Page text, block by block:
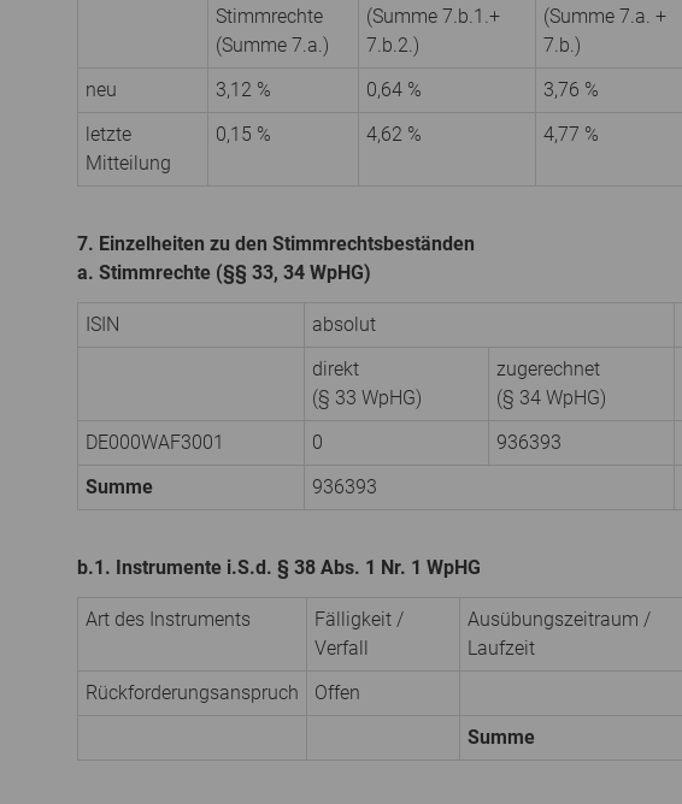
Stimmrechte
(Summe 7.a.)
(Summe 7.b.1.+
7.b.2.)
(Summe 7.a. +
7.b.)
neu 3,12 % 0,64 % 3,76 %
letzte
Mitteilung
0,15 % 4,62 % 4,77 %
7. Einzelheiten zu den Stimmrechtsbeständen
a. Stimmrechte (§§ 33, 34 WpHG)
ISIN absolut
direkt
(§ 33 WpHG)
zugerechnet
(§ 34 WpHG)
DE000WAF3001
0 936393
Summe
936393
b.1. Instrumente i.S.d. § 38 Abs. 1 Nr. 1 WpHG
Art des Instruments
Fälligkeit /
Verfall
Ausübungs­zeitraum /
Laufzeit
Rückforderungsanspruch
Offen
Summe